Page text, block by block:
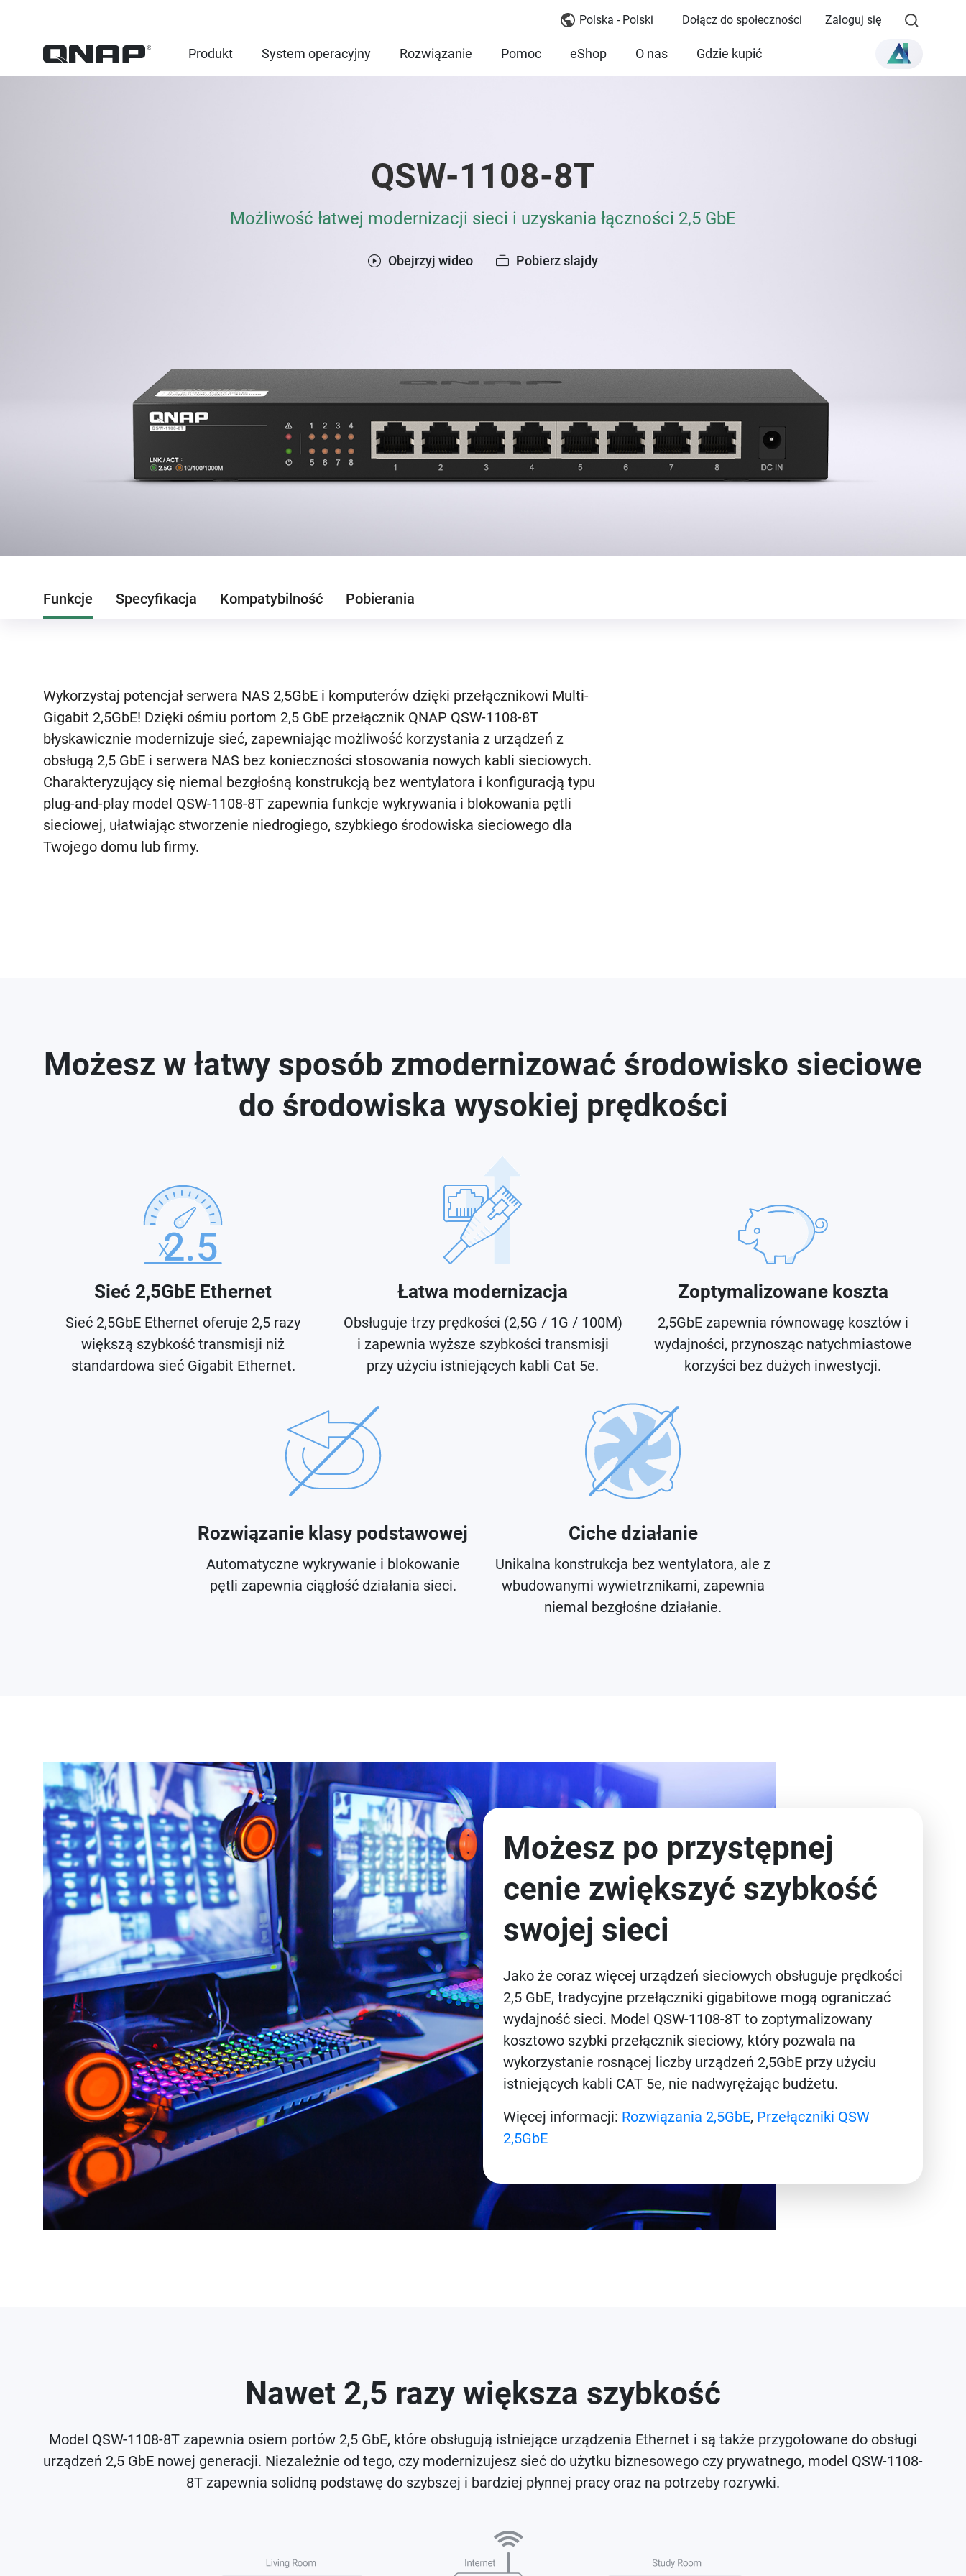
Polska - Polski Dołącz do społeczności Zaloguj się
Produkt System operacyjny Rozwiązanie Pomoc eShop O nas Gdzie kupić
QSW-1108-8T
Możliwość łatwej modernizacji sieci i uzyskania łączności 2,5 GbE
Obejrzyj wideo Pobierz slajdy
Funkcje Specyfikacja Kompatybilność Pobierania
Wykorzystaj potencjał serwera NAS 2,5GbE i komputerów dzięki przełącznikowi Multi-
Gigabit 2,5GbE! Dzięki ośmiu portom 2,5 GbE przełącznik QNAP QSW-1108-8T
błyskawicznie modernizuje sieć, zapewniając możliwość korzystania z urządzeń z
obsługą 2,5 GbE i serwera NAS bez konieczności stosowania nowych kabli sieciowych.
Charakteryzujący się niemal bezgłośną konstrukcją bez wentylatora i konfiguracją typu
plug-and-play model QSW-1108-8T zapewnia funkcje wykrywania i blokowania pętli
sieciowej, ułatwiając stworzenie niedrogiego, szybkiego środowiska sieciowego dla
Twojego domu lub firmy.
Możesz w łatwy sposób zmodernizować środowisko sieciowe
do środowiska wysokiej prędkości
Sieć 2,5GbE Ethernet
Sieć 2,5GbE Ethernet oferuje 2,5 razy
większą szybkość transmisji niż
standardowa sieć Gigabit Ethernet.
Łatwa modernizacja
Obsługuje trzy prędkości (2,5G / 1G / 100M)
i zapewnia wyższe szybkości transmisji
przy użyciu istniejących kabli Cat 5e.
Zoptymalizowane koszta
2,5GbE zapewnia równowagę kosztów i
wydajności, przynosząc natychmiastowe
korzyści bez dużych inwestycji.
Rozwiązanie klasy podstawowej
Automatyczne wykrywanie i blokowanie
pętli zapewnia ciągłość działania sieci.
Ciche działanie
Unikalna konstrukcja bez wentylatora, ale z
wbudowanymi wywietrznikami, zapewnia
niemal bezgłośne działanie.
Możesz po przystępnej
cenie zwiększyć szybkość
swojej sieci
Jako że coraz więcej urządzeń sieciowych obsługuje prędkości
2,5 GbE, tradycyjne przełączniki gigabitowe mogą ograniczać
wydajność sieci. Model QSW-1108-8T to zoptymalizowany
kosztowo szybki przełącznik sieciowy, który pozwala na
wykorzystanie rosnącej liczby urządzeń 2,5GbE przy użyciu
istniejących kabli CAT 5e, nie nadwyrężając budżetu.
Więcej informacji: Rozwiązania 2,5GbE, Przełączniki QSW
2,5GbE
Nawet 2,5 razy większa szybkość
Model QSW-1108-8T zapewnia osiem portów 2,5 GbE, które obsługują istniejące urządzenia Ethernet i są także przygotowane do obsługi
urządzeń 2,5 GbE nowej generacji. Niezależnie od tego, czy modernizujesz sieć do użytku biznesowego czy prywatnego, model QSW-1108-
8T zapewnia solidną podstawę do szybszej i bardziej płynnej pracy oraz na potrzeby rozrywki.